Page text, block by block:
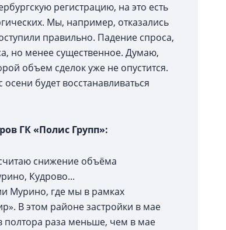
регистрацию, на это есть
Мы, например, отказались
правильно. Падение спроса,
но менее существенное. Думаю,
объем сделок уже не опустится.
будет восстанавливаться
ГК «Полис Групп»:
снижение объёма
Кудрово...
Мурино, где мы в рамках
В этом районе застройки в мае
полтора раза меньше, чем в мае